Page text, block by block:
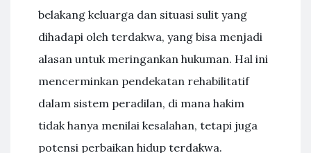
belakang keluarga dan situasi sulit yang
dihadapi oleh terdakwa, yang bisa menjadi
alasan untuk meringankan hukuman. Hal ini
mencerminkan pendekatan rehabilitatif
dalam sistem peradilan, di mana hakim
tidak hanya menilai kesalahan, tetapi juga
potensi perbaikan hidup terdakwa.